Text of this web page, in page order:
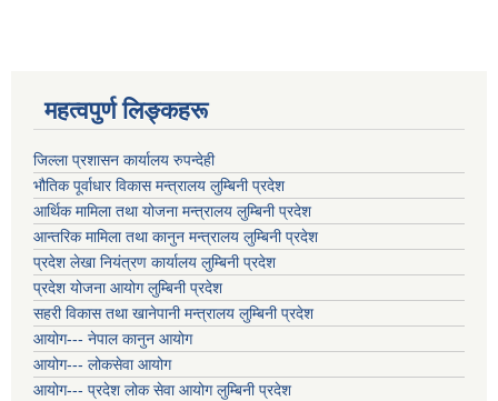
महत्वपुर्ण लिङ्कहरू
जिल्ला प्रशासन कार्यालय रुपन्देही
भौतिक पूर्वाधार विकास मन्त्रालय लुम्बिनी प्रदेश
आर्थिक मामिला तथा योजना मन्त्रालय लुम्बिनी प्रदेश
आन्तरिक मामिला तथा कानुन मन्त्रालय लुम्बिनी प्रदेश
प्रदेश लेखा नियंत्रण कार्यालय लुम्बिनी प्रदेश
प्रदेश योजना आयोग लुम्बिनी प्रदेश
सहरी विकास तथा खानेपानी मन्त्रालय लुम्बिनी प्रदेश
आयोग--- नेपाल कानुन आयोग
आयोग--- लोकसेवा आयोग
आयोग--- प्रदेश लोक सेवा आयोग लुम्बिनी प्रदेश